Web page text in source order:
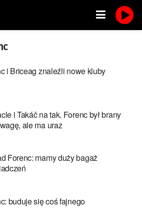
i Briceag znaleźli nowe kluby
i Takáč na tak. Forenc był brany
ale ma uraz
Forenc: mamy duży bagaż
buduje się coś fajnego